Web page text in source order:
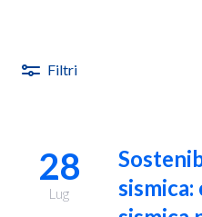
Filtri
28
Lug
sismica: